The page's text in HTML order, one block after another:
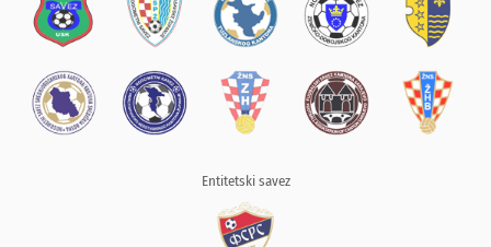
Entitetski savez